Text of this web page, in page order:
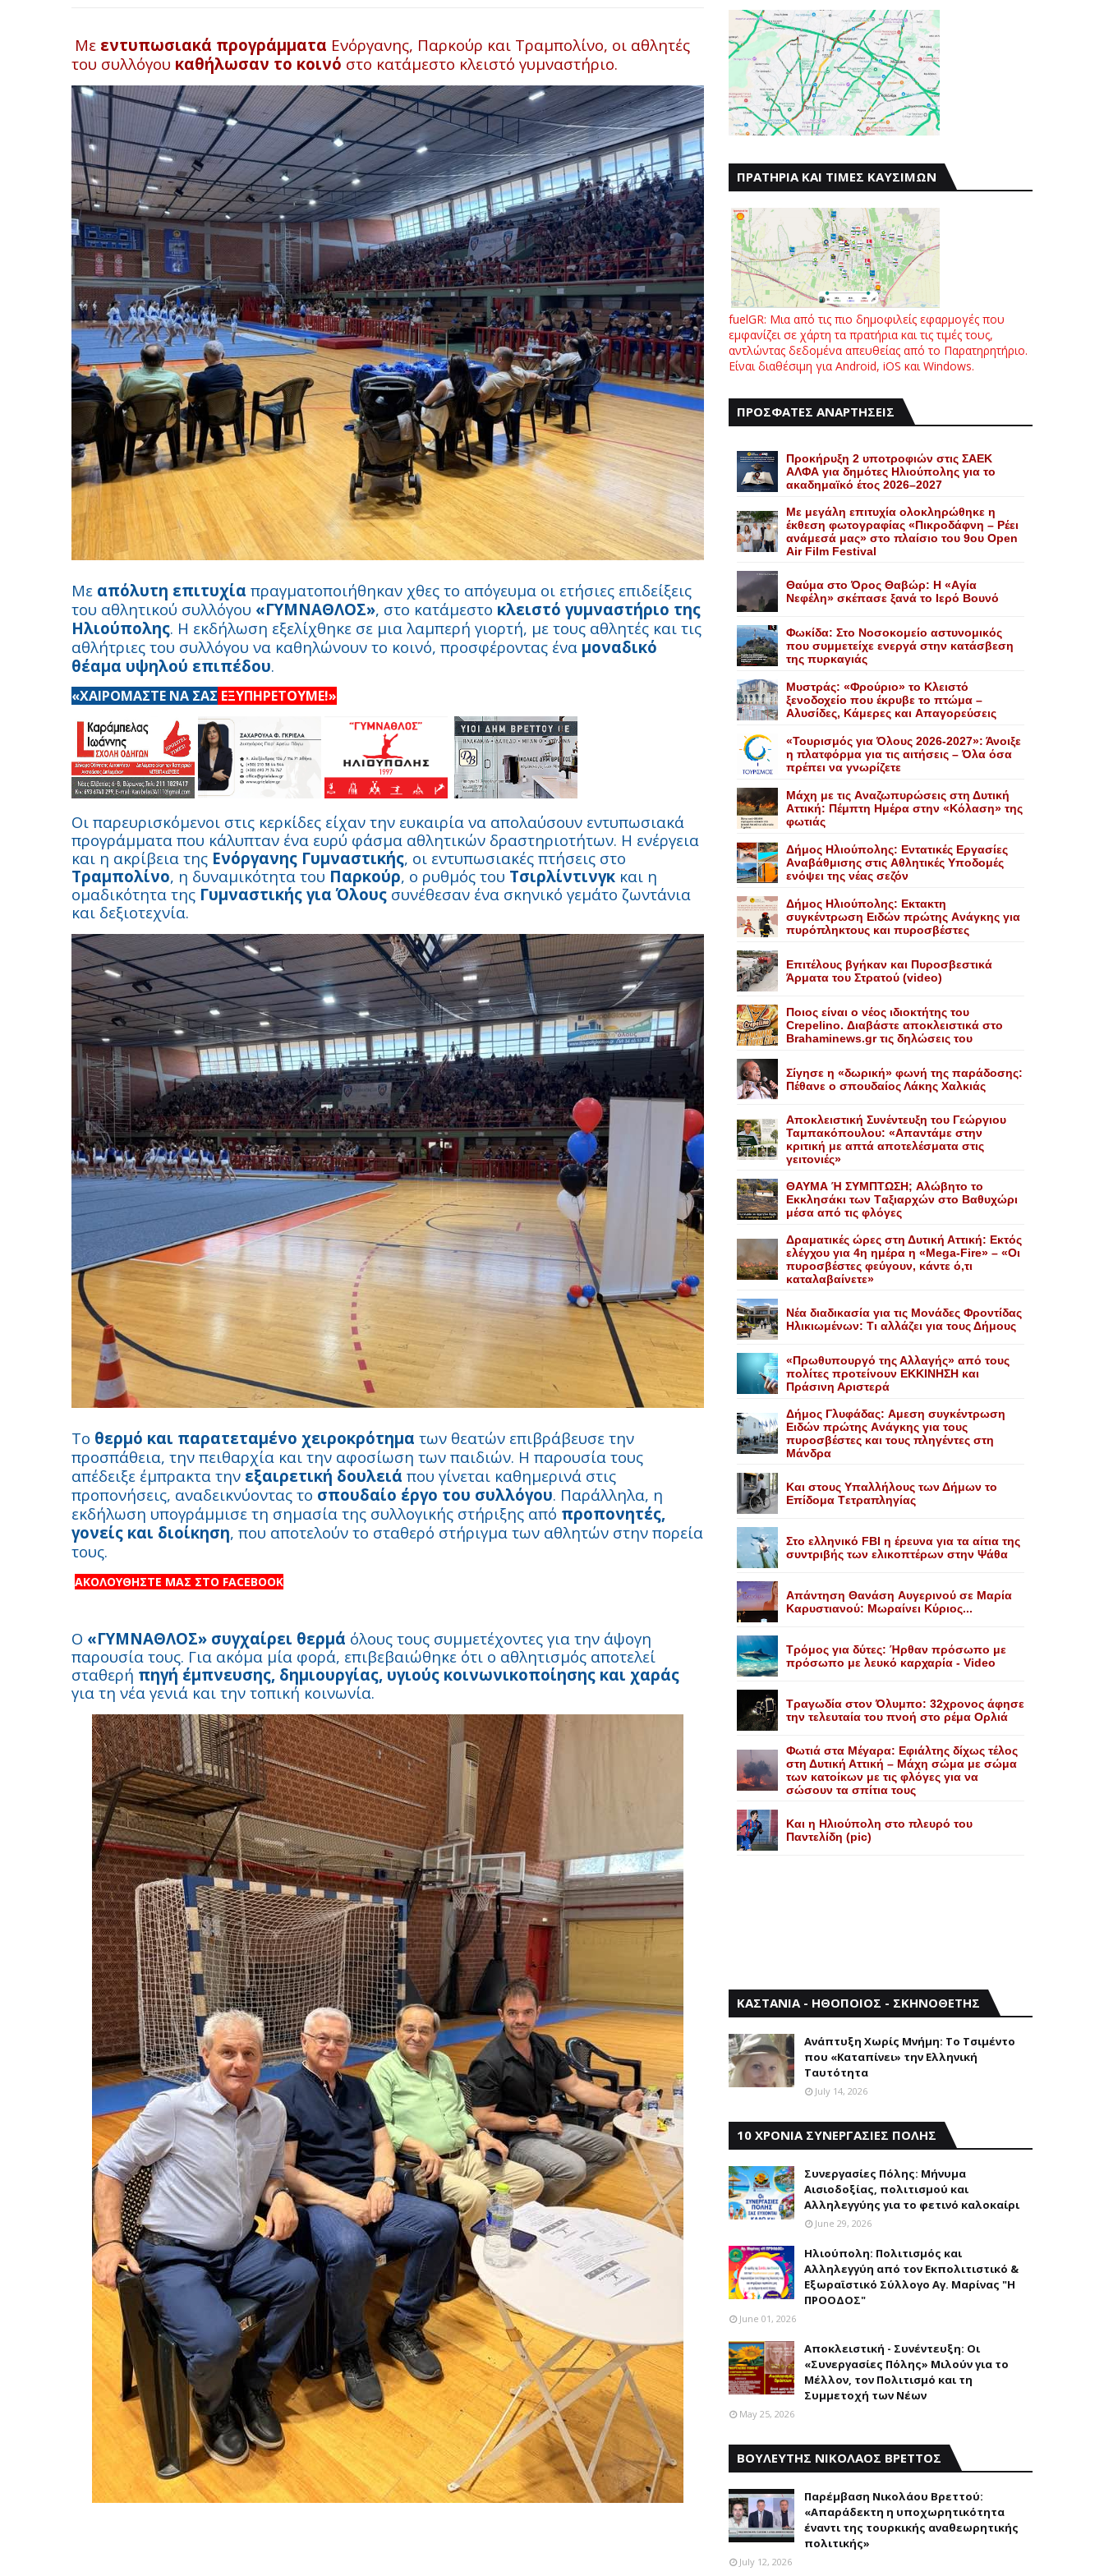
Με εντυπωσιακά προγράμματα Ενόργανης, Παρκούρ και Τραμπολίνο, οι αθλητές
του συλλόγου καθήλωσαν το κοινό στο κατάμεστο κλειστό γυμναστήριο.
Με απόλυτη επιτυχία πραγματοποιήθηκαν χθες το απόγευμα οι ετήσιες επιδείξεις
του αθλητικού συλλόγου «ΓΥΜΝΑΘΛΟΣ», στο κατάμεστο κλειστό γυμναστήριο της
Ηλιούπολης. Η εκδήλωση εξελίχθηκε σε μια λαμπερή γιορτή, με τους αθλητές και τις
αθλήτριες του συλλόγου να καθηλώνουν το κοινό, προσφέροντας ένα μοναδικό
θέαμα υψηλού επιπέδου.
«ΧΑΙΡΟΜΑΣΤΕ ΝΑ ΣΑΣ ΕΞΥΠΗΡΕΤΟΥΜΕ!»
Οι παρευρισκόμενοι στις κερκίδες είχαν την ευκαιρία να απολαύσουν εντυπωσιακά
προγράμματα που κάλυπταν ένα ευρύ φάσμα αθλητικών δραστηριοτήτων. Η ενέργεια
και η ακρίβεια της Ενόργανης Γυμναστικής, οι εντυπωσιακές πτήσεις στο
Τραμπολίνο, η δυναμικότητα του Παρκούρ, ο ρυθμός του Τσιρλίντινγκ και η
ομαδικότητα της Γυμναστικής για Όλους συνέθεσαν ένα σκηνικό γεμάτο ζωντάνια
και δεξιοτεχνία.
Το θερμό και παρατεταμένο χειροκρότημα των θεατών επιβράβευσε την
προσπάθεια, την πειθαρχία και την αφοσίωση των παιδιών. Η παρουσία τους
απέδειξε έμπρακτα την εξαιρετική δουλειά που γίνεται καθημερινά στις
προπονήσεις, αναδεικνύοντας το σπουδαίο έργο του συλλόγου. Παράλληλα, η
εκδήλωση υπογράμμισε τη σημασία της συλλογικής στήριξης από προπονητές,
γονείς και διοίκηση, που αποτελούν το σταθερό στήριγμα των αθλητών στην πορεία
τους.
ΑΚΟΛΟΥΘΗΣΤΕ ΜΑΣ ΣΤΟ FACEBOOK
Ο «ΓΥΜΝΑΘΛΟΣ» συγχαίρει θερμά όλους τους συμμετέχοντες για την άψογη
παρουσία τους. Για ακόμα μία φορά, επιβεβαιώθηκε ότι ο αθλητισμός αποτελεί
σταθερή πηγή έμπνευσης, δημιουργίας, υγιούς κοινωνικοποίησης και χαράς
για τη νέα γενιά και την τοπική κοινωνία.
ΠΡΑΤΗΡΙΑ ΚΑΙ ΤΙΜΕΣ ΚΑΥΣΙΜΩΝ
fuelGR: Μια από τις πιο δημοφιλείς εφαρμογές που
εμφανίζει σε χάρτη τα πρατήρια και τις τιμές τους,
αντλώντας δεδομένα απευθείας από το Παρατηρητήριο.
Είναι διαθέσιμη για Android, iOS και Windows.
ΠΡΟΣΦΑΤΕΣ ΑΝΑΡΤΗΣΕΙΣ
Προκήρυξη 2 υποτροφιών στις ΣΑΕΚ
ΑΛΦΑ για δημότες Ηλιούπολης για το
ακαδημαϊκό έτος 2026–2027
Με μεγάλη επιτυχία ολοκληρώθηκε η
έκθεση φωτογραφίας «Πικροδάφνη – Ρέει
ανάμεσά μας» στο πλαίσιο του 9ου Open
Air Film Festival
Θαύμα στο Όρος Θαβώρ: H «Aγία
Nεφέλη» σκέπασε ξανά το Iερό Bουνό
Φωκίδα: Στο Νοσοκομείο αστυνομικός
που συμμετείχε ενεργά στην κατάσβεση
της πυρκαγιάς
Mυστράς: «Φρούριο» το Kλειστό
ξενοδοχείο που έκρυβε το πτώμα –
Aλυσίδες, Kάμερες και Aπαγορεύσεις
«Τουρισμός για Όλους 2026-2027»: Άνοιξε
η πλατφόρμα για τις αιτήσεις – Όλα όσα
πρέπει να γνωρίζετε
Mάχη με τις Aναζωπυρώσεις στη Δυτική
Aττική: Πέμπτη Hμέρα στην «Kόλαση» της
φωτιάς
Δήμος Ηλιούπολης: Eντατικές Eργασίες
Aναβάθμισης στις Aθλητικές Yποδομές
ενόψει της νέας σεζόν
Δήμος Ηλιούπολης: Eκτακτη
συγκέντρωση Eιδών πρώτης Aνάγκης για
πυρόπληκτους και πυροσβέστες
Επιτέλους βγήκαν και Πυροσβεστικά
Άρματα του Στρατού (video)
Ποιος είναι ο νέος ιδιοκτήτης του
Crepelino. Διαβάστε αποκλειστικά στο
Brahaminews.gr τις δηλώσεις του
Σίγησε η «δωρική» φωνή της παράδοσης:
Πέθανε o σπουδαίος Λάκης Xαλκιάς
Αποκλειστική Συνέντευξη του Γεώργιου
Ταμπακόπουλου: «Απαντάμε στην
κριτική με απτά αποτελέσματα στις
γειτονιές»
ΘΑΥΜΑ Ή ΣΥΜΠΤΩΣΗ; Aλώβητο το
Eκκλησάκι των Tαξιαρχών στο Bαθυχώρι
μέσα από τις φλόγες
Δραματικές ώρες στη Δυτική Αττική: Εκτός
ελέγχου για 4η ημέρα η «Mega-Fire» – «Οι
πυροσβέστες φεύγουν, κάντε ό,τι
καταλαβαίνετε»
Nέα διαδικασία για τις Mονάδες Φροντίδας
Hλικιωμένων: Tι αλλάζει για τους Δήμους
«Πρωθυπουργό της Αλλαγής» από τους
πολίτες προτείνουν EKKINHΣΗ και
Πράσινη Αριστερά
Δήμος Γλυφάδας: Aμεση συγκέντρωση
Eιδών πρώτης Aνάγκης για τους
πυροσβέστες και τους πληγέντες στη
Mάνδρα
Kαι στους Yπαλλήλους των Δήμων το
Eπίδομα Tετραπληγίας
Στο ελληνικό FBI η έρευνα για τα αίτια της
συντριβής των ελικοπτέρων στην Ψάθα
Aπάντηση Θανάση Aυγερινού σε Mαρία
Kαρυστιανού: Mωραίνει Kύριος...
Τρόμος για δύτες: Ήρθαν πρόσωπο με
πρόσωπο με λευκό καρχαρία - Video
Τραγωδία στον Όλυμπο: 32χρονος άφησε
την τελευταία του πνοή στο ρέμα Ορλιά
Φωτιά στα Μέγαρα: Εφιάλτης δίχως τέλος
στη Δυτική Αττική – Μάχη σώμα με σώμα
των κατοίκων με τις φλόγες για να
σώσουν τα σπίτια τους
Και η Ηλιούπολη στο πλευρό του
Παντελίδη (pic)
ΚΑΣΤΑΝΙΑ - ΗΘΟΠΟΙΟΣ - ΣΚΗΝΟΘΕΤΗΣ
Aνάπτυξη Xωρίς Mνήμη: Το Τσιμέντο
που «Καταπίνει» την Ελληνική
Ταυτότητα
July 14, 2026
10 ΧΡΟΝΙΑ ΣΥΝΕΡΓΑΣΙΕΣ ΠΟΛΗΣ
Συνεργασίες Πόλης: Mήνυμα
Aισιοδοξίας, πολιτισμού και
Aλληλεγγύης για το φετινό καλοκαίρι
June 29, 2026
Ηλιούπολη: Πολιτισμός και
Aλληλεγγύη από τον Εκπολιτιστικό &
Εξωραϊστικό Σύλλογο Αγ. Μαρίνας "Η
ΠΡΟΟΔΟΣ"
June 01, 2026
Αποκλειστική - Συνέντευξη: Οι
«Συνεργασίες Πόλης» Μιλούν για το
Μέλλον, τον Πολιτισμό και τη
Συμμετοχή των Νέων
May 25, 2026
ΒΟΥΛΕΥΤΗΣ ΝΙΚΟΛΑΟΣ ΒΡΕΤΤΟΣ
Παρέμβαση Nικολάου Bρεττού:
«Aπαράδεκτη η υποχωρητικότητα
έναντι της τουρκικής αναθεωρητικής
πολιτικής»
July 12, 2026